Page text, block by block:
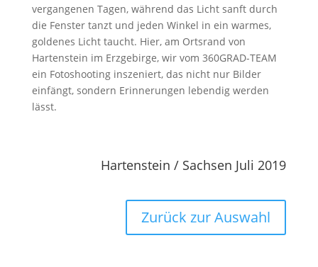
vergangenen Tagen, während das Licht sanft durch
die Fenster tanzt und jeden Winkel in ein warmes,
goldenes Licht taucht. Hier, am Ortsrand von
Hartenstein im Erzgebirge, wir vom 360GRAD-TEAM
ein Fotoshooting inszeniert, das nicht nur Bilder
einfängt, sondern Erinnerungen lebendig werden
lässt.
Hartenstein / Sachsen Juli 2019
Zurück zur Auswahl